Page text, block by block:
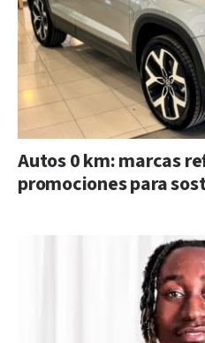
Autos 0 km: marcas
promociones para